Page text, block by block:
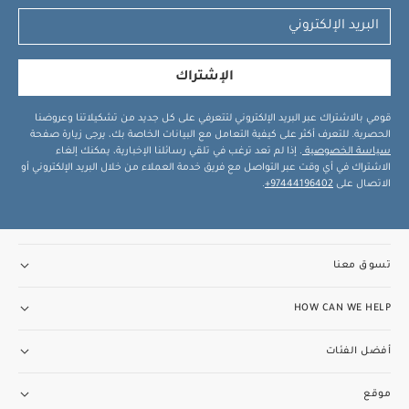
الإشتراك
قومي بالاشتراك عبر البريد الإلكتروني لتتعرفي على كل جديد من تشكيلاتنا وعروضنا
الحصرية. للتعرف أكثر على كيفية التعامل مع البيانات الخاصة بك، يرجى زيارة صفحة
سياسة الخصوصية . إذا لم تعد ترغب في تلقي رسائلنا الإخبارية، يمكنك إلغاء
الاشتراك في أي وقت عبر التواصل مع فريق خدمة العملاء من خلال البريد الإلكتروني أو
الاتصال على 97444196402+
.
تسوق معنا
HOW CAN WE HELP
أفضل الفئات
موقع